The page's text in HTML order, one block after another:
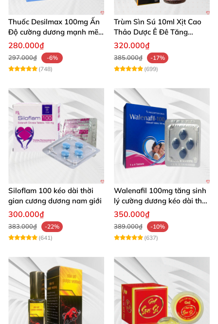
Thuốc Desilmax 100mg Ấn
Độ cường dương mạnh mẽ
tăng sinh lý phái mạnh
280.000₫
297.000₫
-6%
(748)
Trùm Sìn Sú 10ml Xịt Cao
Thảo Dược Ê Đê Tăng
Cường Sinh Lý
320.000₫
385.000₫
-17%
(699)
Siloflam 100 kéo dài thời
gian cương dương nam giới
300.000₫
383.000₫
-22%
(641)
Walenafil 100mg tăng sinh
lý cường dương kéo dài thời
gian
350.000₫
389.000₫
-10%
(637)